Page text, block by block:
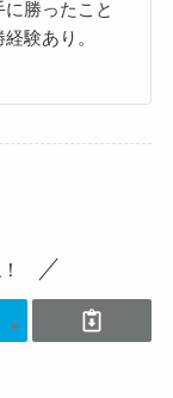
勝ったこと
験あり。